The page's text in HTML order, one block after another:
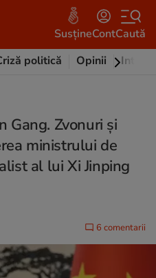
SusțineContCaută
politică Opinii
Gang. Zvonuri și
ministrului de
al lui Xi Jinping
6 comentarii